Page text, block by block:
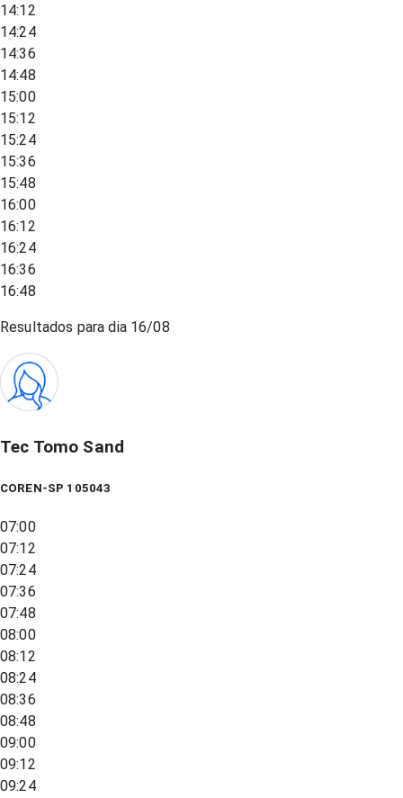
14:12
14:24
14:36
14:48
15:00
15:12
15:24
15:36
15:48
16:00
16:12
16:24
16:36
16:48
Resultados para dia 16/08
Tec Tomo Sand
COREN-SP 105043
07:00
07:12
07:24
07:36
07:48
08:00
08:12
08:24
08:36
08:48
09:00
09:12
09:24